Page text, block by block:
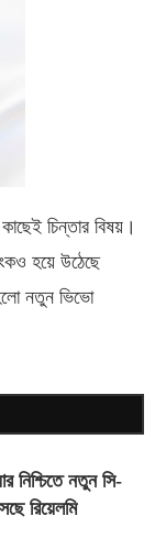
চিন্তার বিষয়।
হয়ে উঠেছে
হলো নতুন ভিভো
নিশ্চিতে নতুন সি-
রিয়েলমি